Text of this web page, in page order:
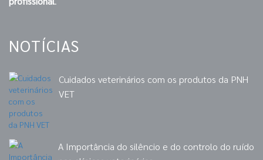
NOTÍCIAS
Cuidados veterinários com os produtos da PNH
VET
A Importância do silêncio e do controlo do ruído